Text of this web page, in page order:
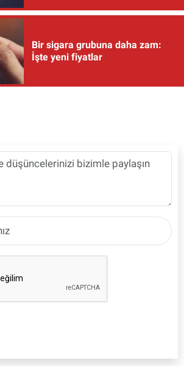
Bir sigara grubuna daha zam:
İşte yeni fiyatlar